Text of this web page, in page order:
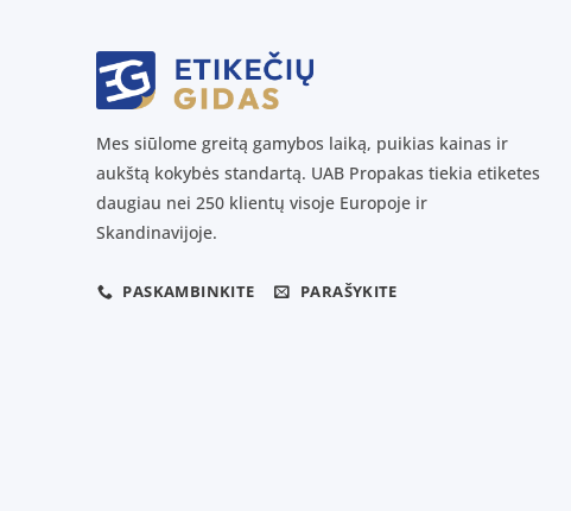
Mes siūlome greitą gamybos laiką, puikias kainas ir
aukštą kokybės standartą. UAB Propakas tiekia etiketes
daugiau nei 250 klientų visoje Europoje ir
Skandinavijoje.
PASKAMBINKITE PARAŠYKITE